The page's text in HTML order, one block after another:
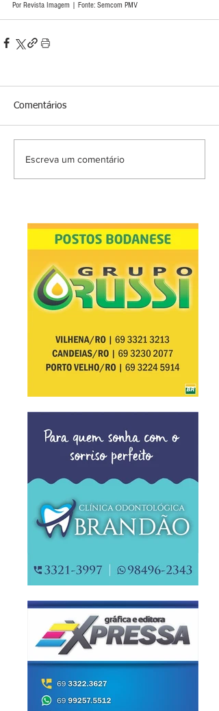
Por Revista Imagem | Fonte: Semcom PMV
Comentários
Escreva um comentário